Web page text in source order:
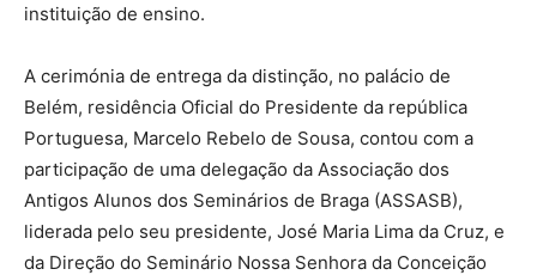
instituição de ensino.
A cerimónia de entrega da distinção, no palácio de
Belém, residência Oficial do Presidente da república
Portuguesa, Marcelo Rebelo de Sousa, contou com a
participação de uma delegação da Associação dos
Antigos Alunos dos Seminários de Braga (ASSASB),
liderada pelo seu presidente, José Maria Lima da Cruz, e
da Direção do Seminário Nossa Senhora da Conceição